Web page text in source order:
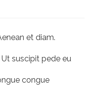
et diam.
suscipit pede eu
congue